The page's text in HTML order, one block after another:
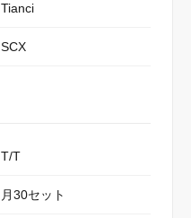
Tianci
SCX
T/T
月30セット